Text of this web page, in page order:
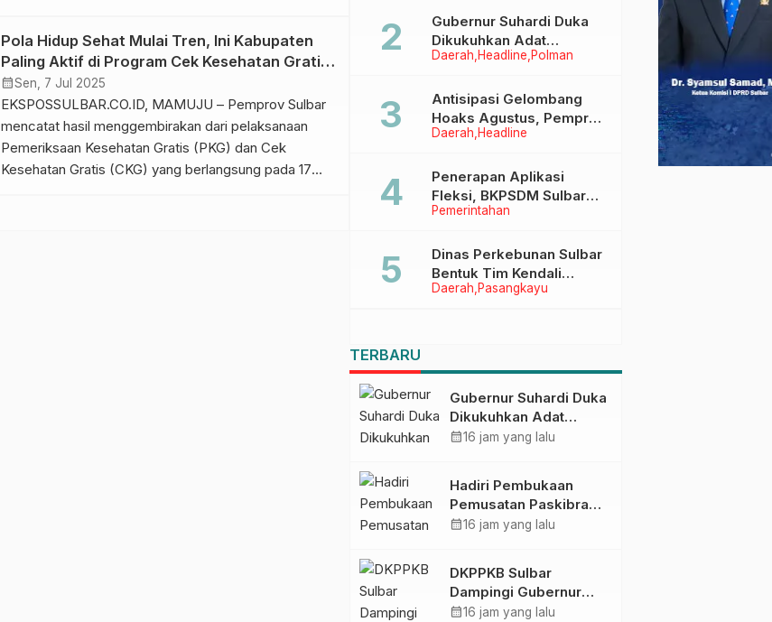
Gubernur Sulawesi Barat Suhardi Duka dan Wakil
Gubernur Salim S. Mengga, yakni mewujudkan sumber
daya manusia yang unggul dan berkarakter. Sekretaris
DinkesSulbar, Mahdiana, bersama Kepala […]
Pola Hidup Sehat Mulai Tren, Ini Kabupaten
Paling Aktif di Program Cek Kesehatan Gratis
di Sulbar
calendar_monthSen, 7 Jul 2025
EKSPOSSULBAR.CO.ID, MAMUJU – Pemprov Sulbar
mencatat hasil menggembirakan dari pelaksanaan
Pemeriksaan Kesehatan Gratis (PKG) dan Cek
Kesehatan Gratis (CKG) yang berlangsung pada 17
Menggapai Cita-Cita
Daerah Headline Polman
Gubernur Suhardi Duka
Dikukuhkan Adat
Balanipa, Raih Gelar Sulo
Daerah Headline
Antisipasi Gelombang
Hoaks Agustus, Pemprov
Sulbar Ajak Warga Jaga
Pemerintahan
Penerapan Aplikasi
Fleksi, BKPSDM Sulbar
Dorong Transformasi
ASN
Daerah Pasangkayu
Dinas Perkebunan Sulbar
Bentuk Tim Kendali
Internal ICS untuk Dukung
TERBARU
Gubernur Suhardi Duka
Dikukuhkan Adat
Balanipa, Raih Gelar
calendar_month16 jam yang lalu
Hadiri Pembukaan
Pemusatan Paskibraka
Provinsi, Murdanil: Ini
calendar_month16 jam yang lalu
DKPPKB Sulbar
Dampingi Gubernur
Terima Audiensi
calendar_month16 jam yang lalu